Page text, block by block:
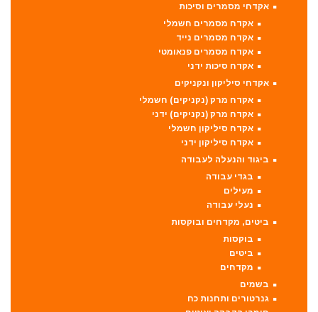
אקדחי מסמרים וסיכות
אקדח מסמרים חשמלי
אקדח מסמרים נייד
אקדח מסמרים פנאומטי
אקדח סיכות ידני
אקדחי סיליקון ונקניקים
אקדח מרק (נקניקים) חשמלי
אקדח מרק (נקניקים) ידני
אקדח סיליקון חשמלי
אקדח סיליקון ידני
ביגוד והנעלה לעבודה
בגדי עבודה
מעילים
נעלי עבודה
ביטים, מקדחים ובוקסות
בוקסות
ביטים
מקדחים
בשמים
גנרטורים ותחנות כח